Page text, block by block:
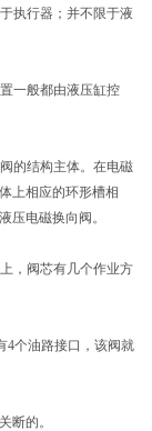
执行器；并不限于液
一般都由液压缸控
的结构主体。在电磁
上相应的环形槽相
压电磁换向阀。
，阀芯有几个作业方
个油路接口，该阀就
断的。